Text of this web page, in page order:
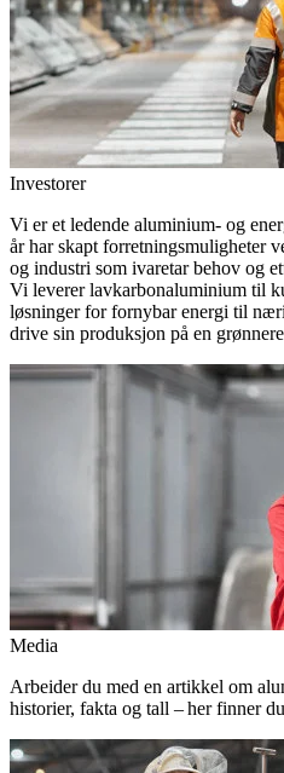
Investorer
Vi er et ledende aluminium- og
år har skapt forretningsmuligheter
og industri som ivaretar behov og
Vi leverer lavkarbonaluminium til
løsninger for fornybar energi til
drive sin produksjon på en
Media
Arbeider du med en artikkel om
historier, fakta og tall – her finner